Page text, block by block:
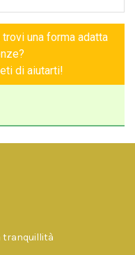
una forma adatta
di aiutarti!
tranquillità